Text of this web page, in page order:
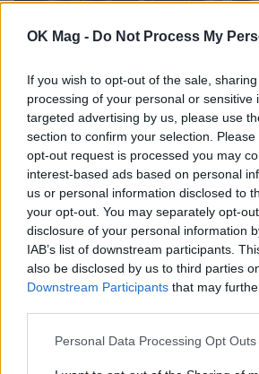
OK Mag - Do Not Process My
If you wish to opt-out of the sale,
processing of your personal or sensitive
targeted advertising by us, please use
section to confirm your selection.
opt-out request is processed you may
interest-based ads based on personal
us or personal information disclosed to
your opt-out. You may separately opt-
disclosure of your personal information
IAB’s list of downstream participants.
also be disclosed by us to third parties
Downstream Participants that may
Personal Data Processing Opt Outs
Σοφία Βεργκάρα – Τζο
γίνει με το προγαμιαίο τους
16+1 χωρισμοί του